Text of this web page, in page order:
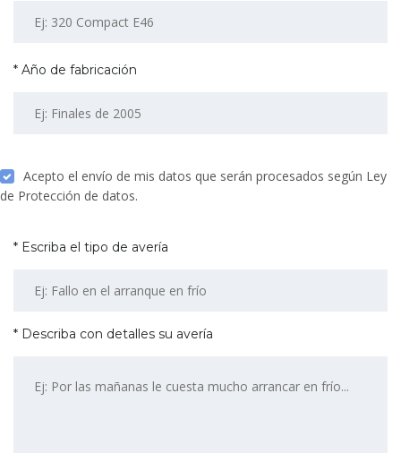
* Año de fabricación
Acepto el envío de mis datos que serán procesados según Ley
de Protección de datos.
* Escriba el tipo de avería
* Describa con detalles su avería